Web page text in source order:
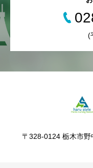
(
〒328-0124 栃木市